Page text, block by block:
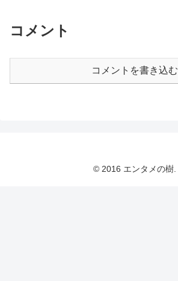
コメント
コメントを書き込む
© 2016 エンタメの樹.